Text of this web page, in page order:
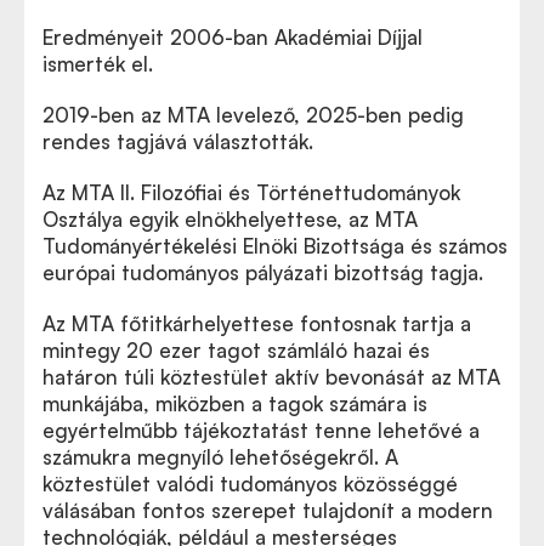
Eredményeit 2006-ban Akadémiai Díjjal
ismerték el.
2019-ben az MTA levelező, 2025-ben pedig
rendes tagjává választották.
Az MTA II. Filozófiai és Történettudományok
Osztálya egyik elnökhelyettese, az MTA
Tudományértékelési Elnöki Bizottsága és számos
európai tudományos pályázati bizottság tagja.
Az MTA főtitkárhelyettese fontosnak tartja a
mintegy 20 ezer tagot számláló hazai és
határon túli köztestület aktív bevonását az MTA
munkájába, miközben a tagok számára is
egyértelműbb tájékoztatást tenne lehetővé a
számukra megnyíló lehetőségekről. A
köztestület valódi tudományos közösséggé
válásában fontos szerepet tulajdonít a modern
technológiák, például a mesterséges